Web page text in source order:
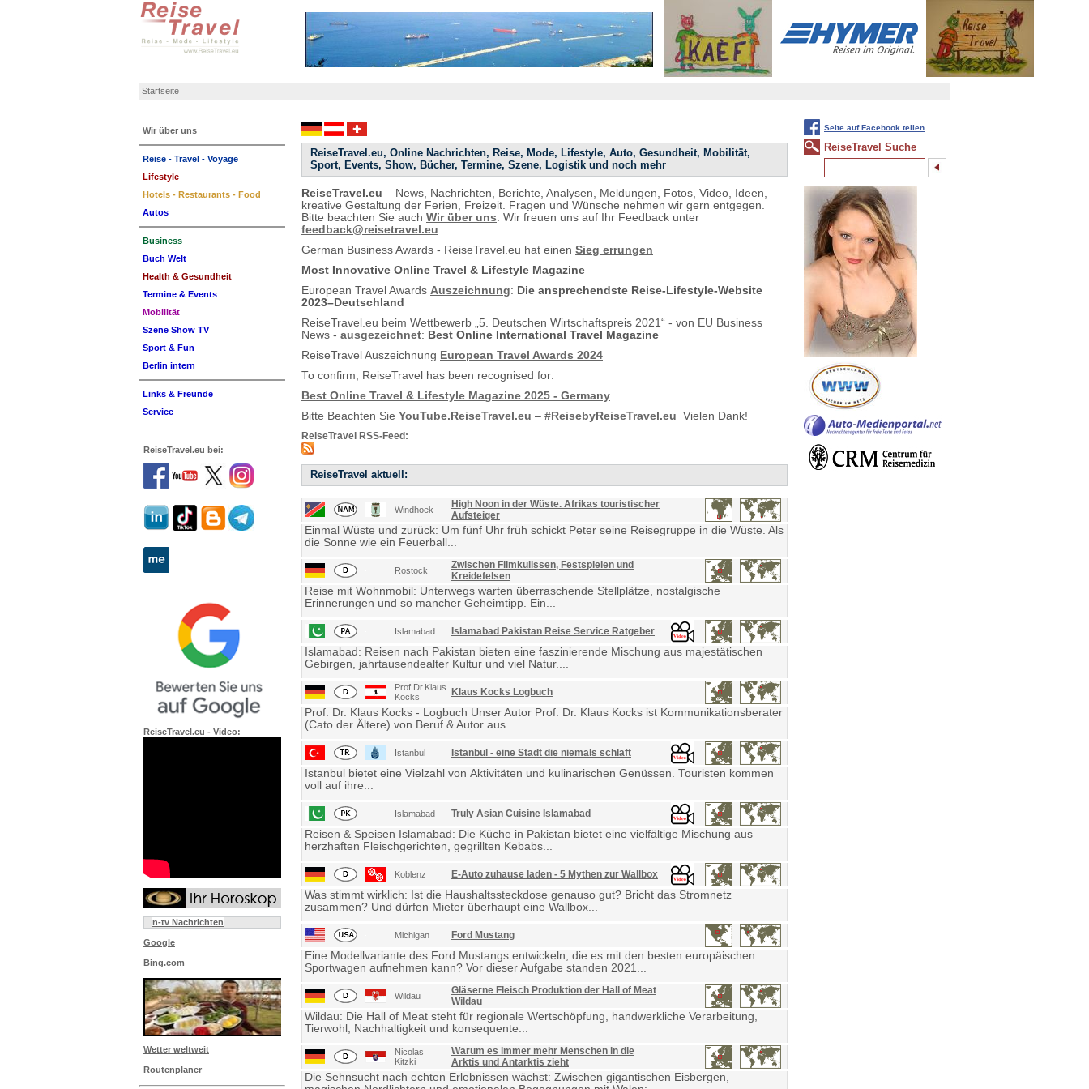
Startseite
ReiseTravel.eu, Online Nachrichten, Reise, Mode, Lifestyle, Auto, Gesundheit, Mobilität,
Sport, Events, Show, Bücher, Termine, Szene, Logistik und noch mehr
ReiseTravel.eu – News, Nachrichten, Berichte, Analysen, Meldungen, Fotos, Video, Ideen,
kreative Gestaltung der Ferien, Freizeit. Fragen und Wünsche nehmen wir gern entgegen.
Bitte beachten Sie auch Wir über uns . Wir freuen uns auf Ihr Feedback unter
feedback@reisetravel.eu
German Business Awards - ReiseTravel.eu hat einen Sieg errungen
Most Innovative Online Travel & Lifestyle Magazine
European Travel Awards Auszeichnung: Die ansprechendste Reise-Lifestyle-Website
2023–Deutschland
ReiseTravel.eu beim Wettbewerb „5. Deutschen Wirtschaftspreis 2021“ - von EU Business
News - ausgezeichnet: Best Online International Travel Magazine
ReiseTravel Auszeichnung European Travel Awards 2024
To confirm, ReiseTravel has been recognised for:
Best Online Travel & Lifestyle Magazine 2025 - Germany
Bitte Beachten Sie YouTube.ReiseTravel.eu – #ReisebyReiseTravel.eu Vielen Dank!
ReiseTravel RSS-Feed:
ReiseTravel aktuell:
Windhoek
High Noon in der Wüste. Afrikas touristischer
Aufsteiger
Einmal Wüste und zurück: Um fünf Uhr früh schickt Peter seine Reisegruppe in die Wüste. Als
die Sonne wie ein Feuerball...
Rostock
Zwischen Filmkulissen, Festspielen und
Kreidefelsen
Reise mit Wohnmobil: Unterwegs warten überraschende Stellplätze, nostalgische
Erinnerungen und so mancher Geheimtipp. Ein...
Islamabad Islamabad Pakistan Reise Service Ratgeber
Islamabad: Reisen nach Pakistan bieten eine faszinierende Mischung aus majestätischen
Gebirgen, jahrtausendealter Kultur und viel Natur....
Prof.Dr.Klaus
Kocks
Klaus Kocks Logbuch
Prof. Dr. Klaus Kocks - Logbuch Unser Autor Prof. Dr. Klaus Kocks ist Kommunikationsberater
(Cato der Ältere) von Beruf & Autor aus...
Istanbul Istanbul - eine Stadt die niemals schläft
Istanbul bietet eine Vielzahl von Aktivitäten und kulinarischen Genüssen. Touristen kommen
voll auf ihre...
Islamabad Truly Asian Cuisine Islamabad
Reisen & Speisen Islamabad: Die Küche in Pakistan bietet eine vielfältige Mischung aus
herzhaften Fleischgerichten, gegrillten Kebabs...
Koblenz E-Auto zuhause laden - 5 Mythen zur Wallbox
Was stimmt wirklich: Ist die Haushaltssteckdose genauso gut? Bricht das Stromnetz
zusammen? Und dürfen Mieter überhaupt eine Wallbox...
Michigan Ford Mustang
Eine Modellvariante des Ford Mustangs entwickeln, die es mit den besten europäischen
Sportwagen aufnehmen kann? Vor dieser Aufgabe standen 2021...
Wildau
Gläserne Fleisch Produktion der Hall of Meat
Wildau
Wildau: Die Hall of Meat steht für regionale Wertschöpfung, handwerkliche Verarbeitung,
Tierwohl, Nachhaltigkeit und konsequente...
Nicolas
Kitzki
Warum es immer mehr Menschen in die
Arktis und Antarktis zieht
Die Sehnsucht nach echten Erlebnissen wächst: Zwischen gigantischen Eisbergen,
Wir über uns
Reise - Travel - Voyage
Lifestyle
Hotels - Restaurants - Food
Autos
Business
Buch Welt
Health & Gesundheit
Termine & Events
Mobilität
Szene Show TV
Sport & Fun
Berlin intern
Links & Freunde
Service
ReiseTravel.eu bei:
ReiseTravel.eu - Video:
n-tv Nachrichten
Google
Bing.com
Wetter weltweit
Routenplaner
Seite auf Facebook teilen
ReiseTravel Suche